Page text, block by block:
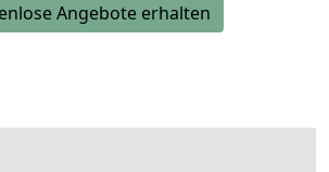
Angebote erhalten